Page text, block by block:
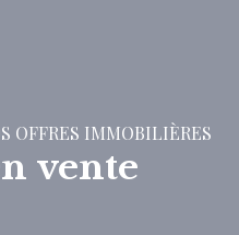
OFFRES IMMOBILIÈRES
vente